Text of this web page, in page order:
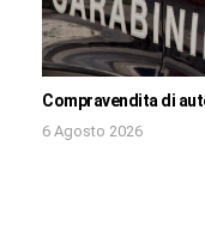
Compravendita di
6 Agosto 2026